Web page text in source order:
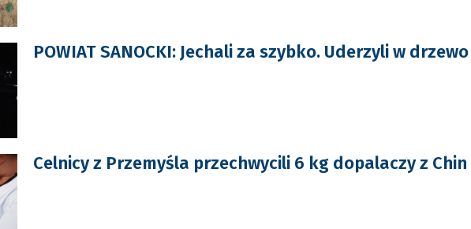
POWIAT SANOCKI: Jechali za szybko. Uderzyli w drzewo
Celnicy z Przemyśla przechwycili 6 kg dopalaczy z Chin